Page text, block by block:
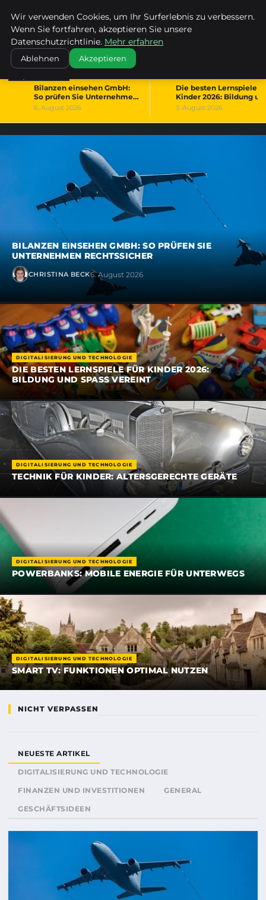
KIRCHE ERBACH DONAU
Bilanzen einsehen GmbH:
So prüfen Sie Unternehmen
rechtssicher
6. August 2026
Die besten Lernspiele
Kinder 2026: Bildung
Spaß vereint
3. August 2026
BILANZEN EINSEHEN GMBH: SO PRÜFEN SIE
UNTERNEHMEN RECHTSSICHER
CHRISTINA BECK6. August 2026
DIGITALISIERUNG UND TECHNOLOGIE
DIE BESTEN LERNSPIELE FÜR KINDER 2026:
BILDUNG UND SPASS VEREINT
DIGITALISIERUNG UND TECHNOLOGIE
TECHNIK FÜR KINDER: ALTERSGERECHTE GERÄTE
DIGITALISIERUNG UND TECHNOLOGIE
POWERBANKS: MOBILE ENERGIE FÜR UNTERWEGS
DIGITALISIERUNG UND TECHNOLOGIE
SMART TV: FUNKTIONEN OPTIMAL NUTZEN
NICHT VERPASSEN
NEUESTE ARTIKEL
DIGITALISIERUNG UND TECHNOLOGIE
FINANZEN UND INVESTITIONEN GENERAL
GESCHÄFTSIDEEN
Wir verwenden Cookies, um Ihr Surferlebnis zu verbessern.
Wenn Sie fortfahren, akzeptieren Sie unsere
Datenschutzrichtlinie. Mehr erfahren
Ablehnen Akzeptieren